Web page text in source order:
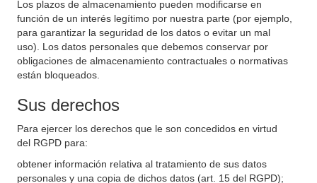
Los plazos de almacenamiento pueden modificarse en
función de un interés legítimo por nuestra parte (por ejemplo,
para garantizar la seguridad de los datos o evitar un mal
uso). Los datos personales que debemos conservar por
obligaciones de almacenamiento contractuales o normativas
están bloqueados.
Sus derechos
Para ejercer los derechos que le son concedidos en virtud
del RGPD para:
obtener información relativa al tratamiento de sus datos
personales y una copia de dichos datos (art. 15 del RGPD);